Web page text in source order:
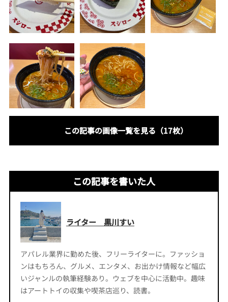
この記事の画像一覧を見る（17枚）
この記事を書いた人
ライター 黒川すい
アパレル業界に勤めた後、フリーライターに。ファッショ
ンはもちろん、グルメ、エンタメ、お出かけ情報など幅広
いジャンルの執筆経験あり。ウェブを中心に活動中。趣味
はアートトイの収集や喫茶店巡り、読書。